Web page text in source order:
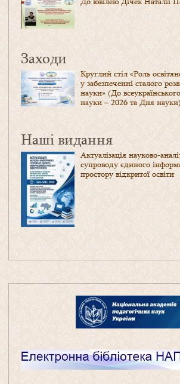
Заходи
Круглий стіл «Роль
у забезпеченні сталого
науки» (До
науки – 2026 та Дня науки)
Наші видання
Актуалізація науково-
супроводу єдиного
простору відкритої освіти